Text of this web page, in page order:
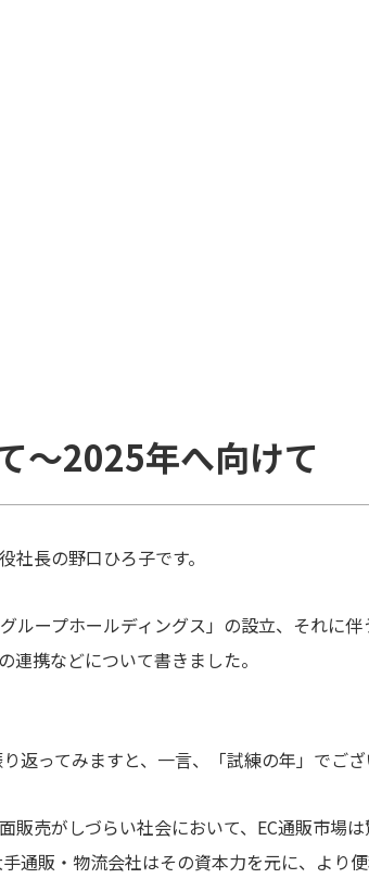
～2025年へ向けて
長の野口ひろ子です。
ループホールディングス」の設立、それに
連携などについて書きました。
返ってみますと、一言、「試練の年」でござ
販売がしづらい社会において、EC通販市場
通販・物流会社はその資本力を元に、より